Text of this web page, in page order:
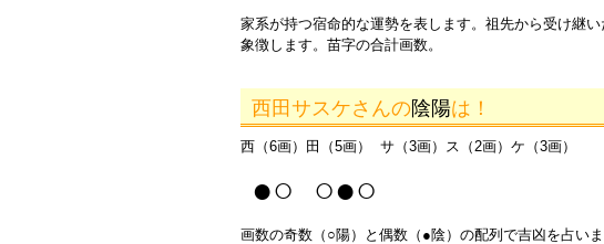
家系が持つ宿命的な運勢を表します。祖先から受け継
象徴します。苗字の合計画数。
西田サスケさんの陰陽は！
西（6画）田（5画） サ（3画）ス（2画）ケ（3画）
●○ ○●○
画数の奇数（○陽）と偶数（●陰）の配列で吉凶を占い